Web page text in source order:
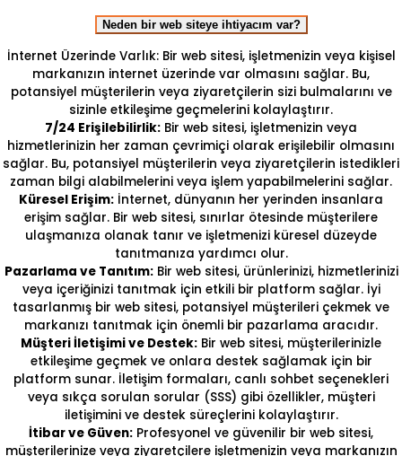
Neden bir web siteye ihtiyacım var?
İnternet Üzerinde Varlık: Bir web sitesi, işletmenizin veya kişisel
markanızın internet üzerinde var olmasını sağlar. Bu,
potansiyel müşterilerin veya ziyaretçilerin sizi bulmalarını ve
sizinle etkileşime geçmelerini kolaylaştırır.
7/24 Erişilebilirlik: Bir web sitesi, işletmenizin veya
hizmetlerinizin her zaman çevrimiçi olarak erişilebilir olmasını
sağlar. Bu, potansiyel müşterilerin veya ziyaretçilerin istedikleri
zaman bilgi alabilmelerini veya işlem yapabilmelerini sağlar.
Küresel Erişim: İnternet, dünyanın her yerinden insanlara
erişim sağlar. Bir web sitesi, sınırlar ötesinde müşterilere
ulaşmanıza olanak tanır ve işletmenizi küresel düzeyde
tanıtmanıza yardımcı olur.
Pazarlama ve Tanıtım:Bir web sitesi, ürünlerinizi, hizmetlerinizi
veya içeriğinizi tanıtmak için etkili bir platform sağlar. İyi
tasarlanmış bir web sitesi, potansiyel müşterileri çekmek ve
markanızı tanıtmak için önemli bir pazarlama aracıdır.
Müşteri İletişimi ve Destek: Bir web sitesi, müşterilerinizle
etkileşime geçmek ve onlara destek sağlamak için bir
platform sunar. İletişim formaları, canlı sohbet seçenekleri
veya sıkça sorulan sorular (SSS) gibi özellikler, müşteri
iletişimini ve destek süreçlerini kolaylaştırır.
İtibar ve Güven: Profesyonel ve güvenilir bir web sitesi,
müşterilerinize veya ziyaretçilere işletmenizin veya markanızın